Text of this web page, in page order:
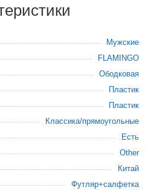
Мужские
FLAMINGO
Ободковая
Пластик
Пластик
Классика/прямоугольные
Есть
Other
Китай
Футляр+салфетка